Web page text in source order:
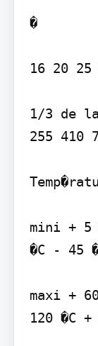
�
16 20 25
1/3 de
255 410
mini + 5
�C - 45
maxi +
120 �C +